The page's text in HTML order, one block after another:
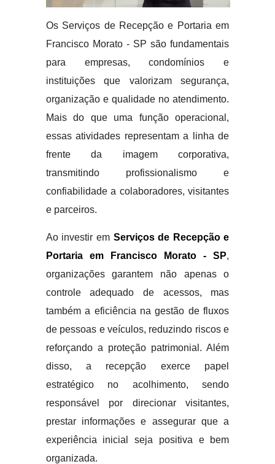
Os Serviços de Recepção e Portaria em
Francisco Morato - SP são fundamentais
para empresas, condomínios e
instituições que valorizam segurança,
organização e qualidade no atendimento.
Mais do que uma função operacional,
essas atividades representam a linha de
frente da imagem corporativa,
transmitindo profissionalismo e
confiabilidade a colaboradores, visitantes
e parceiros.
Ao investir em Serviços de Recepção e
Portaria em Francisco Morato - SP,
organizações garantem não apenas o
controle adequado de acessos, mas
também a eficiência na gestão de fluxos
de pessoas e veículos, reduzindo riscos e
reforçando a proteção patrimonial. Além
disso, a recepção exerce papel
estratégico no acolhimento, sendo
responsável por direcionar visitantes,
prestar informações e assegurar que a
experiência inicial seja positiva e bem
organizada.